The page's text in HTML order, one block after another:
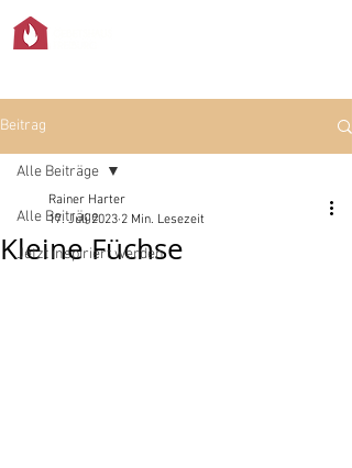
Beitrag
Alle Beiträge
Jetzt inspiriert werden
Alle Beiträge
Kleine Füchse
Rainer Harter
17. Juli 2023 2 Min. Lesezeit